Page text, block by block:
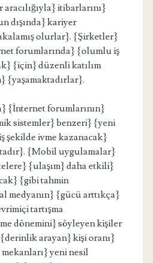
itibarlarını}
dışında} kariyer
olurlar}. {Şirketler}
forumlarında} {olumlu iş
{için} düzenli katılım
{yaşamaktadırlar}.
{İnternet forumlarının}
sistemler} benzeri} {yeni
ivme kazanacak}
{Mobil uygulamalar}
{ulaşım} daha etkili}
{gibi tahmin
medyanın} {gücü arttıkça}
tartışma
dönemini} söyleyen kişiler
arayan} kişi oranı}
yeni nesil